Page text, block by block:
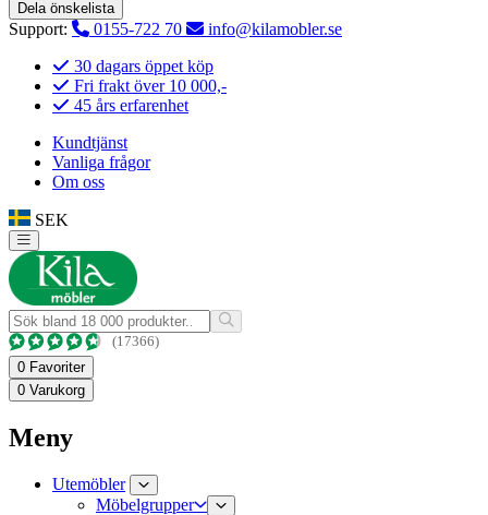
Dela önskelista
Support: 0155-722 70
info@kilamobler.se
30 dagars öppet köp
Fri frakt över 10 000,-
45 års erfarenhet
Kundtjänst
Vanliga frågor
Om oss
SEK
(17366)
0 Favoriter
0 Varukorg
Meny
Utemöbler
Möbelgrupper